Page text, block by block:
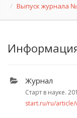
Выпуск журнала №
Журнал
Старт в науке.
start.ru/ru/article/